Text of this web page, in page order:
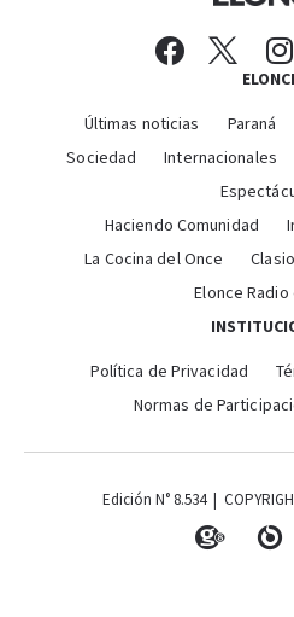
Últimas noticias Paraná
Sociedad
Internacionales
Haciendo Comunidad
La Cocina del Once
Elonce
Política de Privacidad
Normas de
Edición N° 8.534 |